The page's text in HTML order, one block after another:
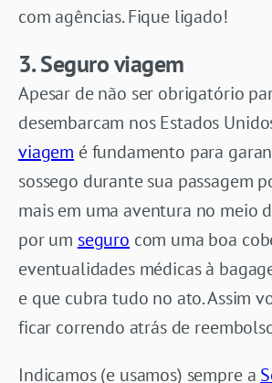
com agências. Fique ligado!
3. Seguro viagem
Apesar de não ser obrigatório
desembarcam nos Estados
viagem é fundamento para
sossego durante sua passagem
mais em uma aventura no meio
por um seguro com uma boa
eventualidades médicas à
e que cubra tudo no ato. Assim
ficar correndo atrás de
Indicamos (e usamos) sempre a